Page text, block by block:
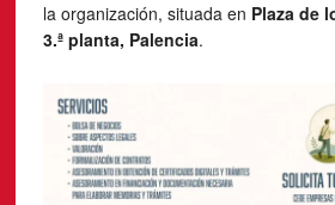
la organización, situada en Plaza de
3.ª planta, Palencia.